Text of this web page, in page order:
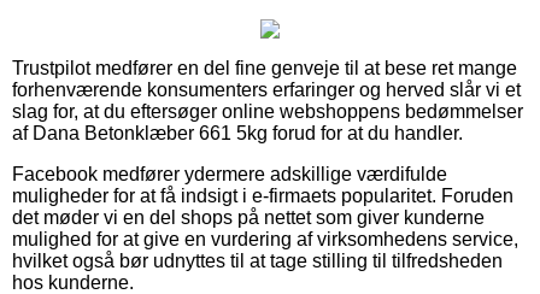
Trustpilot medfører en del fine genveje til at bese ret mange
forhenværende konsumenters erfaringer og herved slår vi et
slag for, at du eftersøger online webshoppens bedømmelser
af Dana Betonklæber 661 5kg forud for at du handler.
Facebook medfører ydermere adskillige værdifulde
muligheder for at få indsigt i e-firmaets popularitet. Foruden
det møder vi en del shops på nettet som giver kunderne
mulighed for at give en vurdering af virksomhedens service,
hvilket også bør udnyttes til at tage stilling til tilfredsheden
hos kunderne.